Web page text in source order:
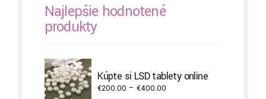
Najlepšie hodnotené
produkty
Kúpte si LSD tablety online
€200.00 – €400.00